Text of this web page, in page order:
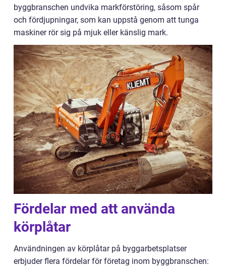
byggbranschen undvika markförstöring, såsom spår
och fördjupningar, som kan uppstå genom att tunga
maskiner rör sig på mjuk eller känslig mark.
Fördelar med att använda
körplåtar
Användningen av körplåtar på byggarbetsplatser
erbjuder flera fördelar för företag inom byggbranschen: